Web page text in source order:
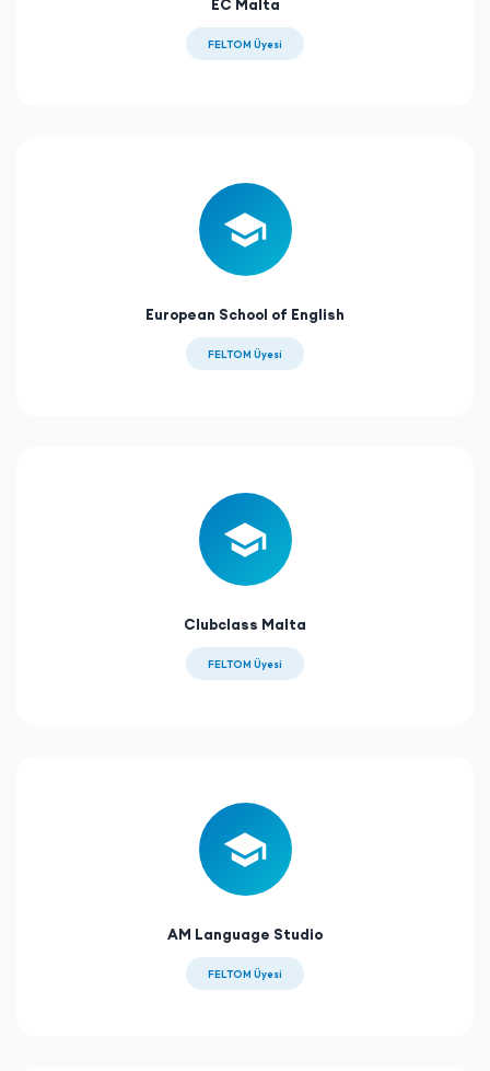
EC Malta
FELTOM Üyesi
European School of English
FELTOM Üyesi
Clubclass Malta
FELTOM Üyesi
AM Language Studio
FELTOM Üyesi